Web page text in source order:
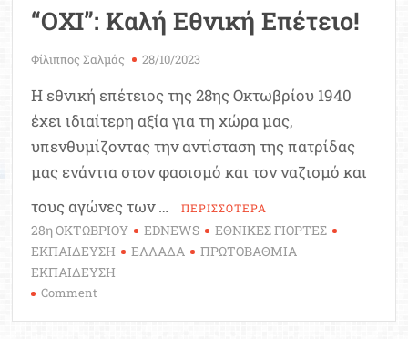
“ΟΧΙ”: Καλή Εθνική Επέτειο!
Φίλιππος Σαλμάς 28/10/2023
Η εθνική επέτειος της 28ης Οκτωβρίου 1940
έχει ιδιαίτερη αξία για τη χώρα μας,
υπενθυμίζοντας την αντίσταση της πατρίδας
μας ενάντια στον φασισμό και τον ναζισμό και
τους αγώνες των …
ΠΕΡΙΣΣΟΤΕΡΑ
28η ΟΚΤΩΒΡΙΟΥ EDNEWS
ΕΘΝΙΚΕΣ ΓΙΟΡΤΕΣ
ΕΚΠΑΙΔΕΥΣΗ
ΕΛΛΑΔΑ
ΠΡΩΤΟΒΑΘΜΙΑ
ΕΚΠΑΙΔΕΥΣΗ
Comment